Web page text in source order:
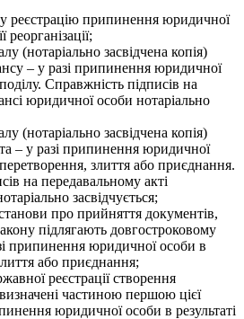
реєстрацію припинення юридичної
реорганізації;
(нотаріально засвідчена копія)
– у разі припинення юридичної
Справжність підписів на
юридичної особи нотаріально
(нотаріально засвідчена копія)
– у разі припинення юридичної
злиття або приєднання.
на передавальному акті
засвідчується;
про прийняття документів,
підлягають довгостроковому
припинення юридичної особи в
або приєднання;
реєстрації створення
частиною першою цієї
юридичної особи в результаті